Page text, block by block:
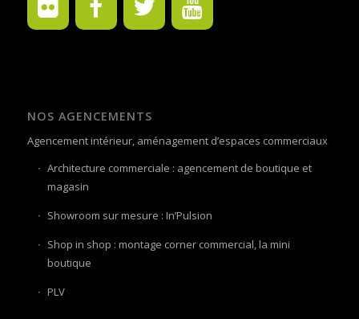
NOS AGENCEMENTS
Agencement intérieur, aménagement d’espaces commerciaux
Architecture commerciale : agencement de boutique et
magasin
Showroom sur mesure : In’Pulsion
Shop in shop : montage corner commercial, la mini
boutique
PLV